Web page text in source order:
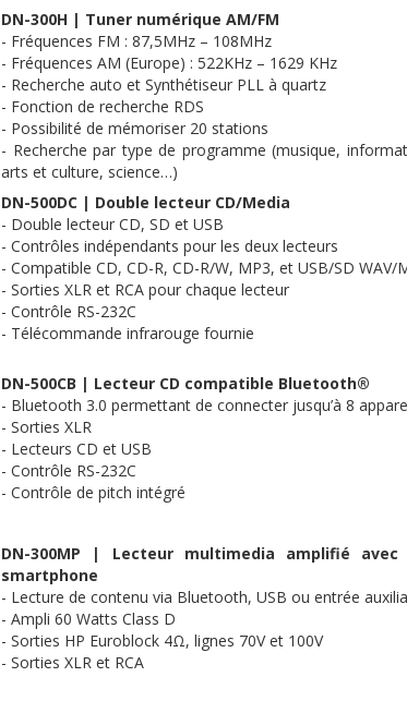
DN-300H | Tuner numérique AM/FM
- Fréquences FM : 87,5MHz – 108MHz
- Fréquences AM (Europe) : 522KHz – 1629 KHz
- Recherche auto et Synthétiseur PLL à quartz
- Fonction de recherche RDS
- Possibilité de mémoriser 20 stations
- Recherche par type de programme (musique,
arts et culture, science…)
DN-500DC | Double lecteur CD/Media
- Double lecteur CD, SD et USB
- Contrôles indépendants pour les deux lecteurs
- Compatible CD, CD-R, CD-R/W, MP3, et USB/SD WAV/
- Sorties XLR et RCA pour chaque lecteur
- Contrôle RS-232C
- Télécommande infrarouge fournie
DN-500CB | Lecteur CD compatible Bluetooth®
- Bluetooth 3.0 permettant de connecter jusqu’à 8
- Sorties XLR
- Lecteurs CD et USB
- Contrôle RS-232C
- Contrôle de pitch intégré
DN-300MP | Lecteur multimedia amplifié avec
smartphone
- Lecture de contenu via Bluetooth, USB ou entrée
- Ampli 60 Watts Class D
- Sorties HP Euroblock 4Ω, lignes 70Vet 100V
- Sorties XLR et RCA